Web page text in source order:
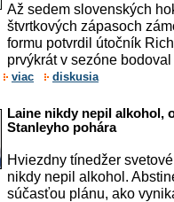
Až sedem slovenských
štvrtkových zápasoch
formu potvrdil útočník
prvýkrát v sezóne
viac diskusia
Laine nikdy nepil alkohol,
Stanleyho pohára
Hviezdny tínedžer
nikdy nepil alkohol.
súčasťou plánu, ako